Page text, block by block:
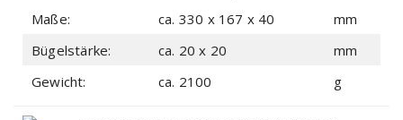
Maße: ca. 330 x 167 x 40
mm
Bügelstärke:
ca. 20 x 20
mm
Gewicht:
ca. 2100 g